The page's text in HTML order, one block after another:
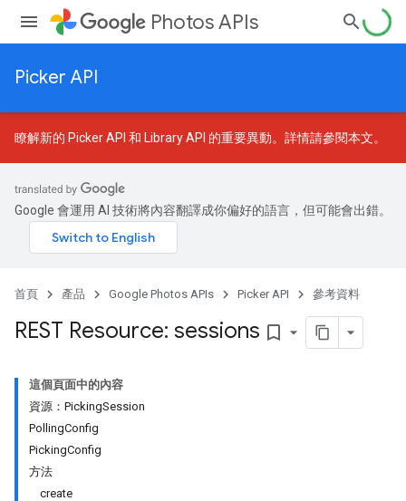
Photos APIs
Picker API
瞭解新的 Picker API 和 Library API 的重要異動。詳情請參閱本文。
Google 會運用 AI 技術將內容翻譯成你偏好的語言，但可能會出錯。
首頁 產品 Google Photos APIs Picker API 參考資料
REST Resource: sessions bookmark_border
這個頁面中的內容
資源：PickingSession
PollingConfig
PickingConfig
方法
create